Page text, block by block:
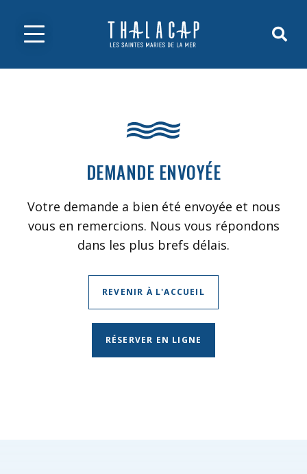
DEMANDE ENVOYÉE
Votre demande a bien été envoyée et nous
vous en remercions. Nous vous répondons
dans les plus brefs délais.
REVENIR À L'ACCUEIL
RÉSERVER EN LIGNE